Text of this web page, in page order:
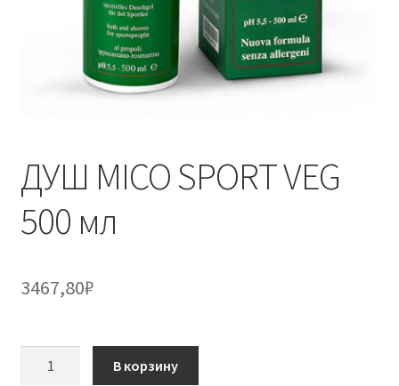
ДУШ MICO SPORT VEG
500 мл
3467,80₽
В корзину